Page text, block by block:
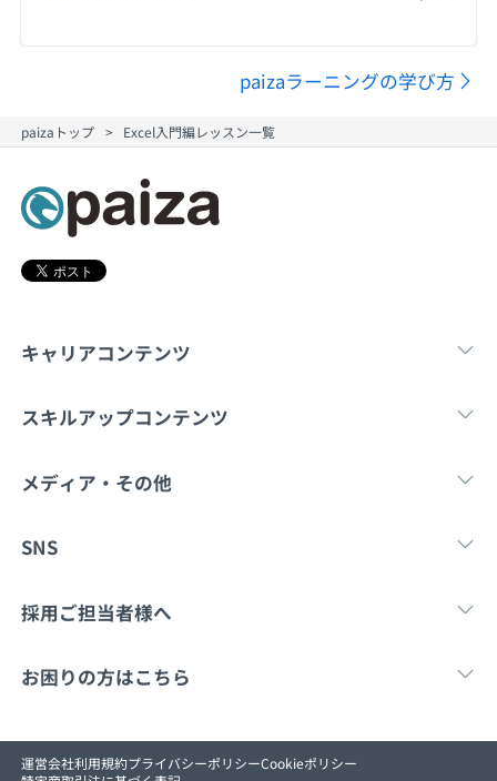
paizaラーニングの学び方
paizaトップ Excel入門編レッスン一覧
キャリアコンテンツ
転職・キャリア 新卒就
スキルアップコンテンツ
学習 マンガ・ゲーム
メディア・その他
Tech Team Journal note
SNS
X
採用ご担当者様へ
採用・教育をお考えの企業様へ 中途求人掲載はこ
お困りの方はこちら
paizaとは？ お問い合わ
運営会社利用規約プライバシーポリシーCookieポリシー